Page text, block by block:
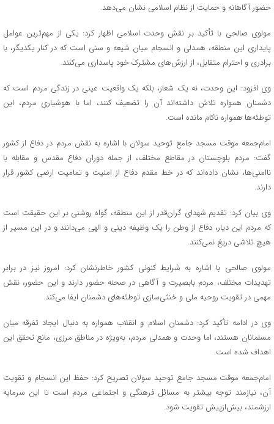
حضور آگاهانه و حمایت از نظام اسلامی نشان می‌دهد.
مولوی صالحی با تأکید بر نقش وحدت اسلامی اظهار کرد: یکی از مهم‌ترین عوامل
پایداری این منطقه، همدلی و انسجام میان شیعه و سنی است که در کنار یکدیگر، با
برادری و احترام متقابل، از ارزش‌های مشترک خود پاسداری می‌کنند.
وی افزود: این وحدت، نه یک شعار، بلکه یک واقعیت عینی در زندگی مردم است که
دشمنان همواره تلاش داشته‌اند آن را تضعیف کنند، اما با هوشیاری مردم، این
توطئه‌ها همواره ناکام مانده است.
امام‌جمعه موقت مسجد جامع توحید سولان با اشاره به نقش مردم در دفاع از کشور
گفت: مردم بلوچستان در مقاطع مختلف، از جمله دوران دفاع مقدس و مقابله با
ناامنی‌ها، نشان داده‌اند که در خط مقدم دفاع از امنیت و تمامیت ارضی کشور قرار
دارند.
وی بیان کرد: تقدیم شهدای گران‌قدر از این منطقه، گواه روشنی بر این حقیقت است
که مردم این دیار، دفاع از وطن را یک وظیفه دینی و الهی می‌دانند و در این مسیر از
هیچ تلاشی دریغ نمی‌کنند.
مولوی صالحی با اشاره به شرایط کنونی کشور خاطرنشان کرد: امروز نیز در برابر
تهدیدات مختلف، مردم بابصیرت و آگاهی در صحنه حضور دارند و این حضور، نقش
مهمی در تقویت روحیه ملی و خنثی‌سازی توطئه‌های دشمنان ایفا می‌کند.
وی در ادامه تأکید کرد: دشمنان اسلام و انقلاب همواره به دنبال ایجاد تفرقه میان
مسلمانان هستند، اما وحدت و همدلی مردم، به‌ویژه در مناطق مرزی، مانع تحقق این
اهداف شده است.
امام‌جمعه موقت مسجد جامع توحید سولان تصریح کرد: حفظ این انسجام و تقویت
آن، نیازمند توجه بیشتر به مسائل فرهنگی و اجتماعی مردم است تا این سرمایه
ارزشمند، بیش‌ازپیش تقویت شود.